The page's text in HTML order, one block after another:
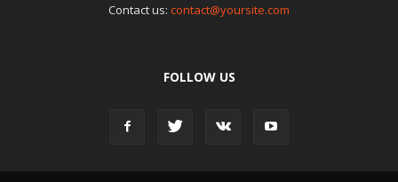
Contact us: contact@yoursite.com
FOLLOW US